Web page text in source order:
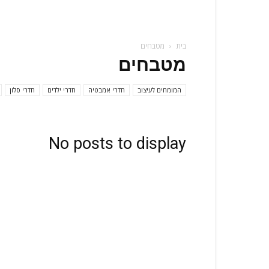
בית מטבחים
מטבחים
המומחים לעיצוב חדרי אמבטיה חדרי ילדים חדרי סלון
No posts to display